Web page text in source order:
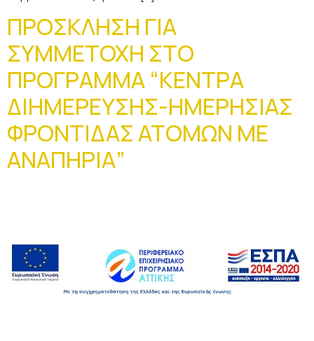
ΠΡΟΣΚΛΗΣΗ ΓΙΑ
ΣΥΜΜΕΤΟΧΗ ΣΤΟ
ΠΡΟΓΡΑΜΜΑ “ΚΕΝΤΡΑ
ΔΙΗΜΕΡΕΥΣΗΣ-ΗΜΕΡΗΣΙΑΣ
ΦΡΟΝΤΙΔΑΣ ΑΤΟΜΩΝ ΜΕ
ΑΝΑΠΗΡΙΑ”